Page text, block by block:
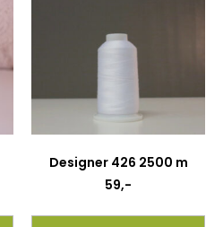
Designer 426 2500 m
59,-